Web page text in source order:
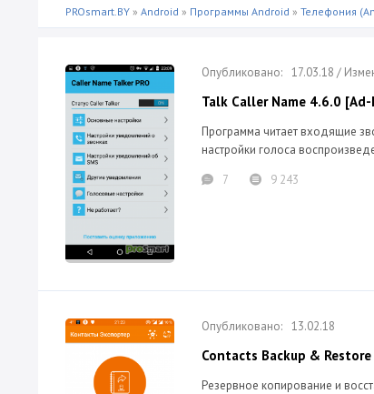
PROsmart.BY » Android » Программы Android » Телефония
17.03.18 /
Talk Caller Name 4.6.0
Программа читает входящие
настройки голоса
7
9 243
13.02.18
Contacts Backup &
Резервное копирование и